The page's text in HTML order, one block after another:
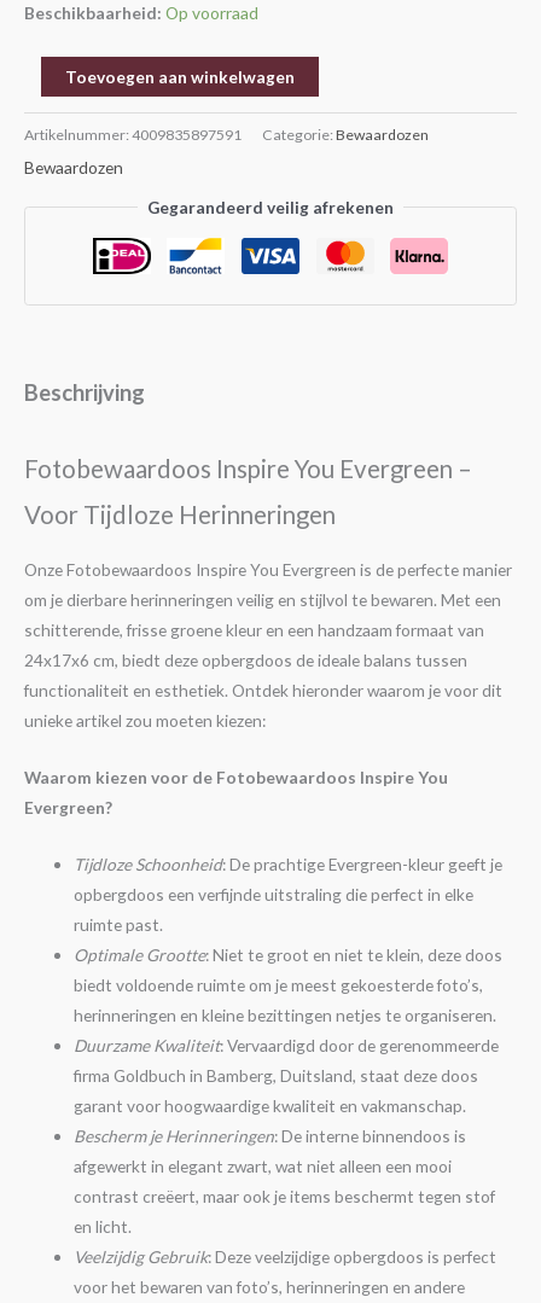
Beschikbaarheid: Op voorraad
Toevoegen aan winkelwagen
Artikelnummer: 4009835897591 Categorie: Bewaardozen
Bewaardozen
Gegarandeerd veilig afrekenen
Beschrijving
Fotobewaardoos Inspire You Evergreen –
Voor Tijdloze Herinneringen
Onze Fotobewaardoos Inspire You Evergreen is de perfecte manier
om je dierbare herinneringen veilig en stijlvol te bewaren. Met een
schitterende, frisse groene kleur en een handzaam formaat van
24x17x6 cm, biedt deze opbergdoos de ideale balans tussen
functionaliteit en esthetiek. Ontdek hieronder waarom je voor dit
unieke artikel zou moeten kiezen:
Waarom kiezen voor de Fotobewaardoos Inspire You
Evergreen?
Tijdloze Schoonheid: De prachtige Evergreen-kleur geeft je
opbergdoos een verfijnde uitstraling die perfect in elke
ruimte past.
Optimale Grootte: Niet te groot en niet te klein, deze doos
biedt voldoende ruimte om je meest gekoesterde foto’s,
herinneringen en kleine bezittingen netjes te organiseren.
Duurzame Kwaliteit: Vervaardigd door de gerenommeerde
firma Goldbuch in Bamberg, Duitsland, staat deze doos
garant voor hoogwaardige kwaliteit en vakmanschap.
Bescherm je Herinneringen: De interne binnendoos is
afgewerkt in elegant zwart, wat niet alleen een mooi
contrast creëert, maar ook je items beschermt tegen stof
en licht.
Veelzijdig Gebruik: Deze veelzijdige opbergdoos is perfect
voor het bewaren van foto’s, herinneringen en andere